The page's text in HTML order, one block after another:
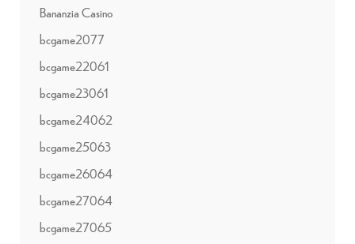
Bananzia Casino
bcgame2077
bcgame22061
bcgame23061
bcgame24062
bcgame25063
bcgame26064
bcgame27064
bcgame27065